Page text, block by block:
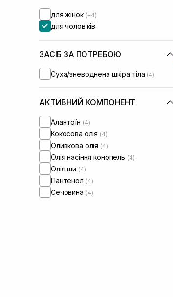
для жінок (+4)
для чоловіків
ЗАСІБ ЗА ПОТРЕБОЮ
Суха/зневоднена шкіра тіла (4)
АКТИВНИЙ КОМПОНЕНТ
Алантоїн (4)
Кокосова олія (4)
Оливкова олія (4)
Олія насіння конопель (4)
Олія ши (4)
Пантенол (4)
Сечовина (4)